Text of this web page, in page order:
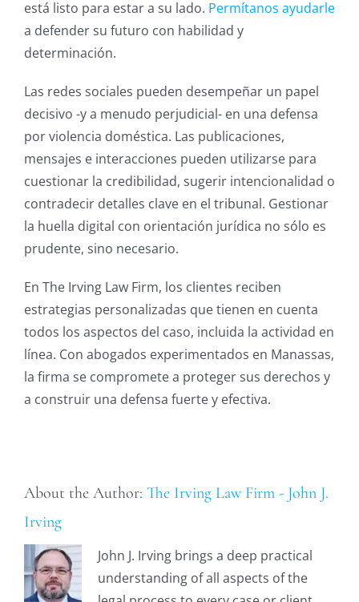
está listo para estar a su lado. Permítanos ayudarle
a defender su futuro con habilidad y
determinación.
Las redes sociales pueden desempeñar un papel
decisivo -y a menudo perjudicial- en una defensa
por violencia doméstica. Las publicaciones,
mensajes e interacciones pueden utilizarse para
cuestionar la credibilidad, sugerir intencionalidad o
contradecir detalles clave en el tribunal. Gestionar
la huella digital con orientación jurídica no sólo es
prudente, sino necesario.
En The Irving Law Firm, los clientes reciben
estrategias personalizadas que tienen en cuenta
todos los aspectos del caso, incluida la actividad en
línea. Con abogados experimentados en Manassas,
la firma se compromete a proteger sus derechos y
a construir una defensa fuerte y efectiva.
About the Author: The Irving Law Firm - John J.
Irving
John J. Irving brings a deep practical
understanding of all aspects of the